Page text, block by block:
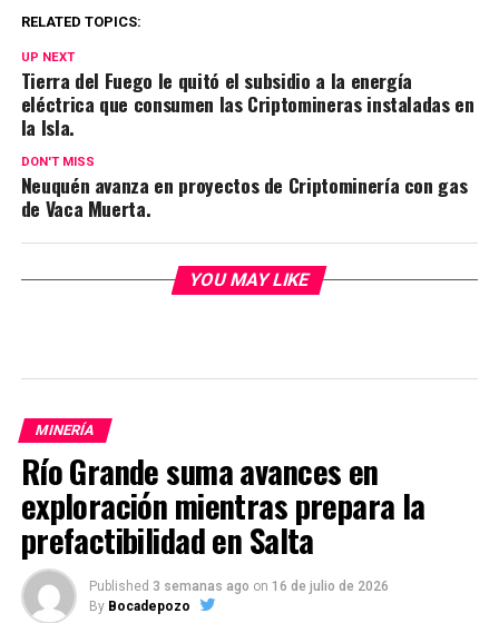
RELATED TOPICS:
UP NEXT
Tierra del Fuego le quitó el subsidio a la energía
eléctrica que consumen las Criptomineras instaladas en
la Isla.
DON'T MISS
Neuquén avanza en proyectos de Criptominería con gas
de Vaca Muerta.
YOU MAY LIKE
MINERÍA
Río Grande suma avances en
exploración mientras prepara la
prefactibilidad en Salta
Published 3 semanas ago on 16 de julio de 2026
By Bocadepozo